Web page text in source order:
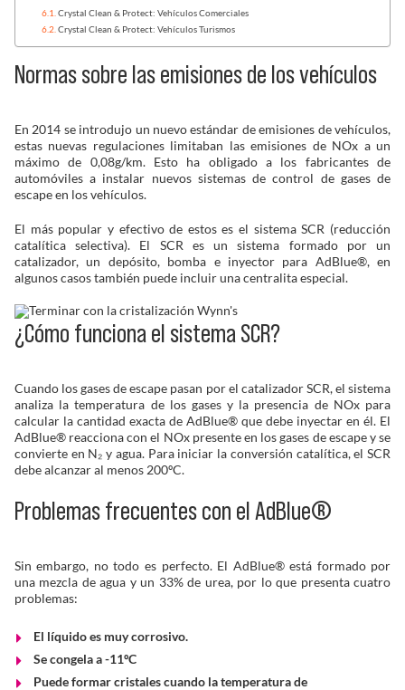
Solucionador de Problemas
Crystal Clean & Protect: Vehículos Comerciales
Crystal Clean & Protect: Vehículos Turismos
Normas sobre las emisiones de los vehículos
En 2014 se introdujo un nuevo estándar de emisiones de vehículos,
estas nuevas regulaciones limitaban las emisiones de NOx a un
máximo de 0,08g/km. Esto ha obligado a los fabricantes de
automóviles a instalar nuevos sistemas de control de gases de
escape en los vehículos.
El más popular y efectivo de estos es el sistema SCR (reducción
catalítica selectiva). El SCR es un sistema formado por un
catalizador, un depósito, bomba e inyector para AdBlue®, en
algunos casos también puede incluir una centralita especial.
¿Cómo funciona el sistema SCR?
Cuando los gases de escape pasan por el catalizador SCR, el sistema
analiza la temperatura de los gases y la presencia de NOx para
calcular la cantidad exacta de AdBlue® que debe inyectar en él. El
AdBlue®reacciona con el NOx presente en los gases de escape y se
convierte en N₂ y agua. Para iniciar la conversión catalítica, el SCR
debe alcanzar al menos 200ºC.
Problemas frecuentes con el AdBlue®
Sin embargo, no todo es perfecto. El AdBlue® está formado por
una mezcla de agua y un 33% de urea, por lo que presenta cuatro
problemas:
El líquido es muy corrosivo.
Se congela a -11ºC
Puede formar cristales cuando la temperatura de